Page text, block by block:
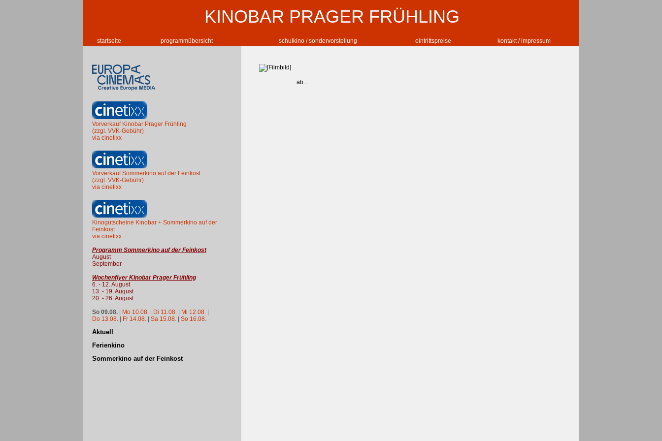
KINOBAR PRAGER FRÜHLING
startseite programmübersicht schulkino / sondervorstellung eintrittspreise kontakt / impressum
Vorverkauf Kinobar Prager Frühling
(zzgl. VVK-Gebühr)
via cinetixx
Vorverkauf Sommerkino auf der Feinkost
(zzgl. VVK-Gebühr)
via cinetixx
Kinogutscheine Kinobar + Sommerkino auf der
Feinkost
via cinetixx
Programm Sommerkino auf der Feinkost
August
September
Wochenflyer Kinobar Prager Frühling
6. - 12. August
13. - 19. August
20. - 26. August
So 09.08.| Mo 10.08. | Di 11.08. | Mi 12.08. |
Do 13.08. | Fr 14.08. | Sa 15.08. | So 16.08.
Aktuell
Ferienkino
Sommerkino auf der Feinkost
ab ..